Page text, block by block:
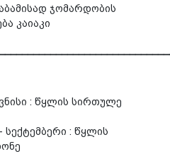
ჯომარდობის
კაიაკი
: წყლის სირთულე
სექტემბერი : წყლის